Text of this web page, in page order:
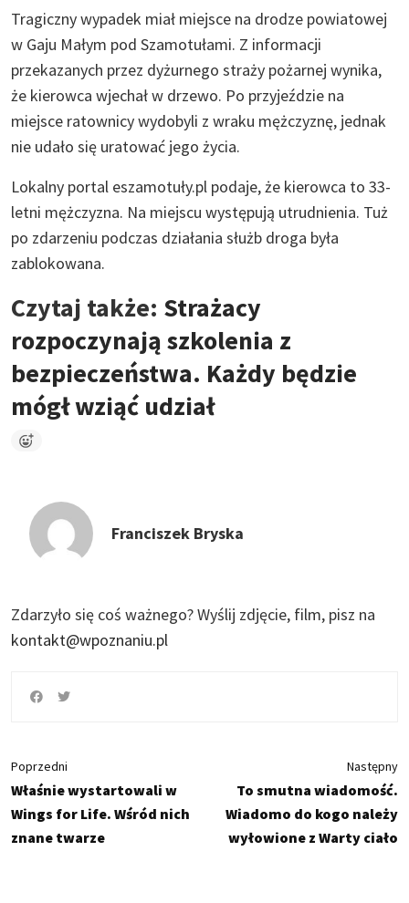
Tragiczny wypadek miał miejsce na drodze powiatowej
w Gaju Małym pod Szamotułami. Z informacji
przekazanych przez dyżurnego straży pożarnej wynika,
że kierowca wjechał w drzewo. Po przyjeździe na
miejsce ratownicy wydobyli z wraku mężczyznę, jednak
nie udało się uratować jego życia.
Lokalny portal eszamotuły.pl podaje, że kierowca to 33-
letni mężczyzna. Na miejscu występują utrudnienia. Tuż
po zdarzeniu podczas działania służb droga była
zablokowana.
Czytaj także: Strażacy
rozpoczynają szkolenia z
bezpieczeństwa. Każdy będzie
mógł wziąć udział
Franciszek Bryska
Zdarzyło się coś ważnego?Wyślij zdjęcie, film, pisz na
kontakt@wpoznaniu.pl
Poprzedni
Właśnie wystartowali w
Wings for Life. Wśród nich
znane twarze
Następny
To smutna wiadomość.
Wiadomo do kogo należy
wyłowione z Warty ciało